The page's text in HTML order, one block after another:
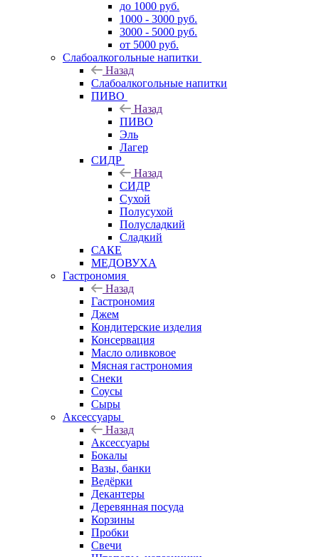
до 1000 руб.
1000 - 3000 руб.
3000 - 5000 руб.
от 5000 руб.
Слабоалкогольные напитки
Назад
Слабоалкогольные напитки
ПИВО
Назад
ПИВО
Эль
Лагер
СИДР
Назад
СИДР
Сухой
Полусухой
Полусладкий
Сладкий
САКЕ
МЕДОВУХА
Гастрономия
Назад
Гастрономия
Джем
Кондитерские изделия
Консервация
Масло оливковое
Мясная гастрономия
Снеки
Соусы
Сыры
Аксессуары
Назад
Аксессуары
Бокалы
Вазы, банки
Ведёрки
Декантеры
Деревянная посуда
Корзины
Пробки
Свечи